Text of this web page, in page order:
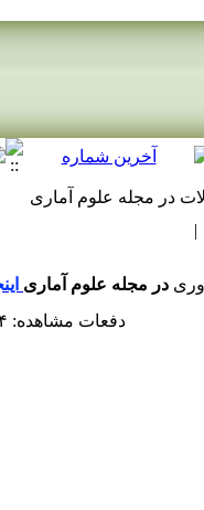
در مجله علوم آماری
در مجله علوم آماری
دفعات مشاهده: ۴۴۸۴ بار |